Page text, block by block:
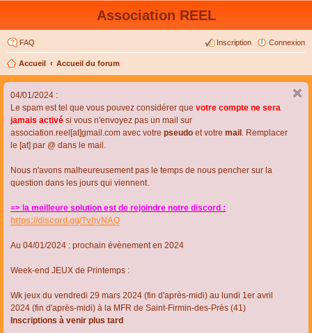
Association REEL
FAQ Connexion
Inscription
Accueil Accueil du forum
04/01/2024 :
Le spam est tel que vous pouvez considérer que votre compte ne sera
jamais activé si vous n'envoyez pas un mail sur
association.reel[at]gmail.com avec votre pseudo et votre mail . Remplacer
le [at] par @ dans le mail.
Nous n'avons malheureusement pas le temps de nous pencher sur la
question dans les jours qui viennent.
=> la meilleure solution est de rejoindre notre discord :
https://discord.gg/TvhyNAQ
Au 04/01/2024 : prochain évènement en 2024
Week-end JEUX de Printemps :
Wk jeux du vendredi 29 mars 2024 (fin d'après-midi) au lundi 1er avril
2024 (fin d'après-midi) à la MFR de Saint-Firmin-des-Près (41)
Inscriptions à venir plus tard